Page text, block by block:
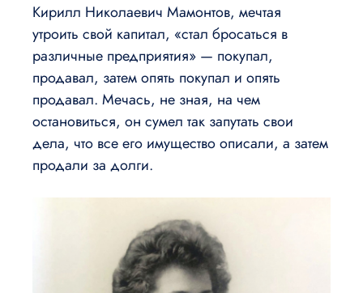
Кирилл Николаевич Мамонтов, мечтая
утроить свой капитал, «стал бросаться в
различные предприятия» — покупал,
продавал, затем опять покупал и опять
продавал. Мечась, не зная, на чем
остановиться, он сумел так запутать свои
дела, что все его имущество описали, а затем
продали за долги.